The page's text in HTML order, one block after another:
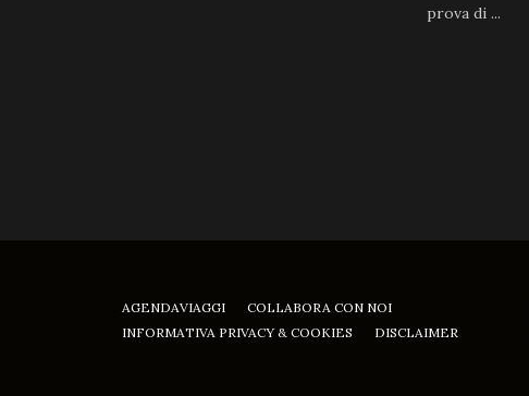
prova di ...
AGENDAVIAGGI
COLLABORA CON NOI
INFORMATIVA PRIVACY & COOKIES
DISCLAIMER